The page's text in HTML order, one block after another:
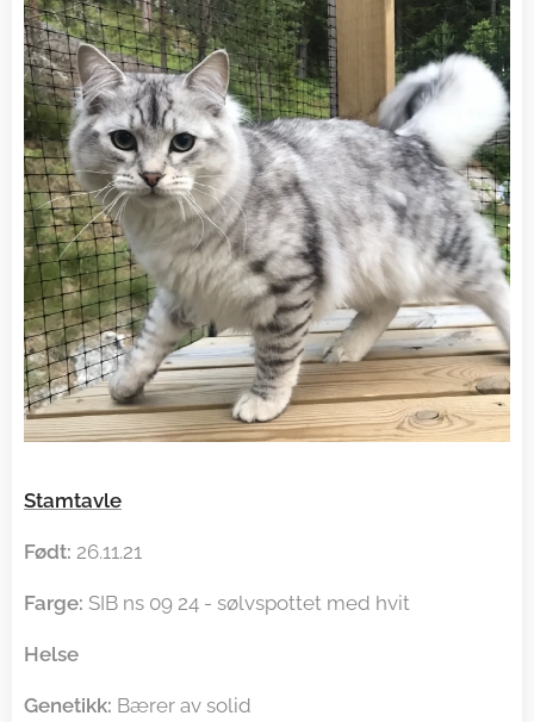
Stamtavle
Født: 26.11.21
Farge: SIB ns 09 24 - sølvspottet med hvit
Helse
Genetikk: Bærer av solid